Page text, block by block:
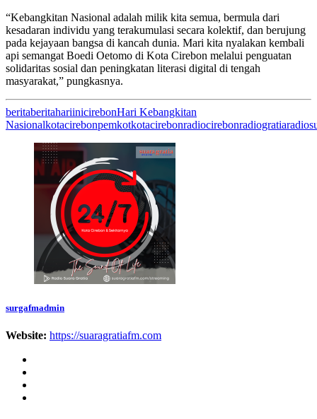
“Kebangkitan Nasional adalah milik kita semua, bermula dari
kesadaran individu yang terakumulasi secara kolektif, dan berujung
pada kejayaan bangsa di kancah dunia. Mari kita nyalakan kembali
api semangat Boedi Oetomo di Kota Cirebon melalui penguatan
solidaritas sosial dan peningkatan literasi digital di tengah
masyarakat,” pungkasnya.
beritaberitahariinicirebonHari Kebangkitan
Nasionalkotacirebonpemkotkotacirebonradiocirebonradiogratia
surgafmadmin
Website: https://suaragratiafm.com